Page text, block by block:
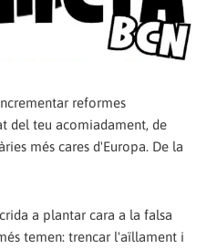
reformes
del teu acomiadament, de
més cares d'Europa. De la
a plantar cara a la falsa
temen: trencar l'aïllament i